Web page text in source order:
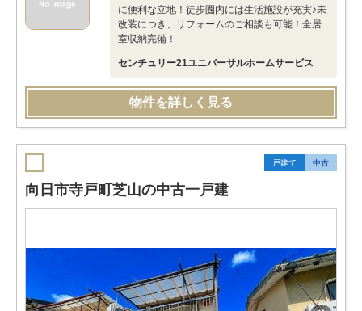
に便利な立地！徒歩圏内には生活施設が充実♪未
改装につき、リフォームのご相談も可能！全居
室収納完備！
センチュリー21ユニバーサルホームサービス
物件を詳しく見る
戸建て 中古
向日市寺戸町芝山の中古一戸建